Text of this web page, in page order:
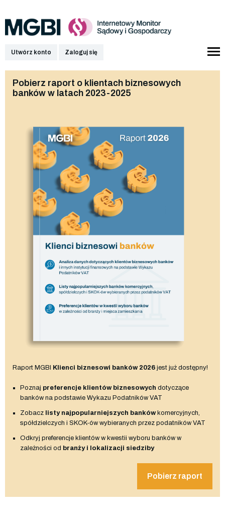
Utwórz konto Zaloguj się
Pobierz raport o klientach biznesowych
banków w latach 2023-2025
Raport MGBI Klienci biznesowi banków 2026 jest już dostępny!
Poznaj preferencje klientów biznesowych dotyczące
banków na podstawie Wykazu Podatników VAT
Zobacz listy najpopularniejszych bankówkomercyjnych,
spółdzielczych i SKOK-ów wybieranych przez podatników VAT
Odkryj preferencje klientów w kwestii wyboru banków w
zależności od branży i lokalizacji siedziby
Pobierz raport